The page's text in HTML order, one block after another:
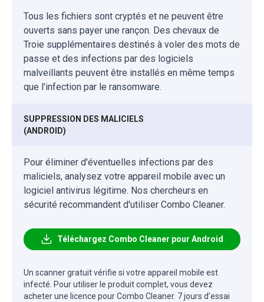
Tous les fichiers sont cryptés et ne peuvent être
ouverts sans payer une rançon. Des chevaux de
Troie supplémentaires destinés à voler des mots de
passe et des infections par des logiciels
malveillants peuvent être installés en même temps
que l'infection par le ransomware.
SUPPRESSION DES MALICIELS
(ANDROID)
Pour éliminer d'éventuelles infections par des
maliciels, analysez votre appareil mobile avec un
logiciel antivirus légitime. Nos chercheurs en
sécurité recommandent d'utiliser Combo Cleaner.
Téléchargez Combo Cleaner pour Android
Un scanner gratuit vérifie si votre appareil mobile est
infecté. Pour utiliser le produit complet, vous devez
acheter une licence pour Combo Cleaner. 7 jours d’essai